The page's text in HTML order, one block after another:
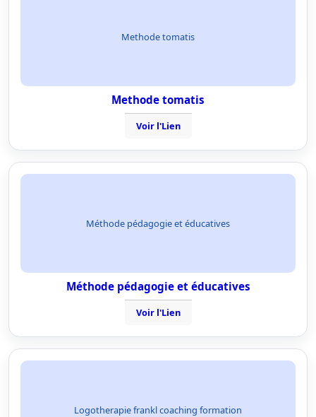
Methode tomatis
Methode tomatis
Voir l'Lien
Méthode pédagogie et éducatives
Méthode pédagogie et éducatives
Voir l'Lien
Logotherapie frankl coaching formation